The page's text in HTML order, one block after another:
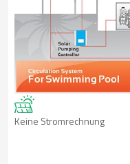
Keine Stromrechnung